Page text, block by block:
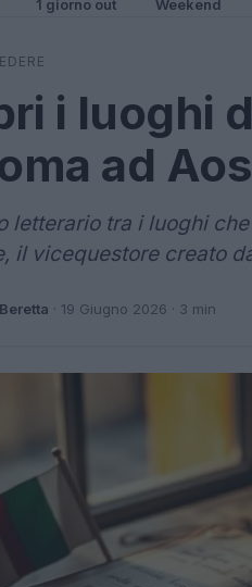
1 giorno out Weekend
i luoghi
ad
letterario tra i luoghi
il vicequestore creato
· 19 Giugno 2026 · 3 min